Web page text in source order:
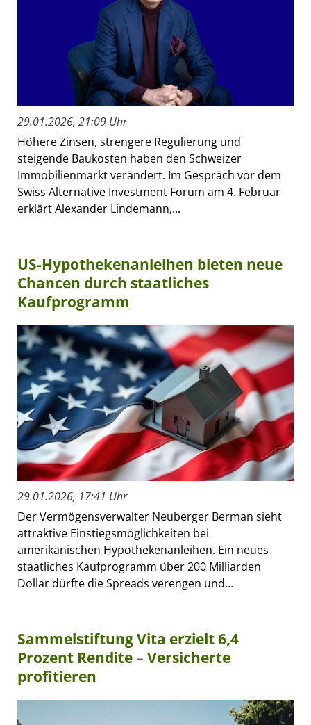
29.01.2026, 21:09 Uhr
Höhere Zinsen, strengere Regulierung und
steigende Baukosten haben den Schweizer
Immobilienmarkt verändert. Im Gespräch vor dem
Swiss Alternative Investment Forum am 4. Februar
erklärt Alexander Lindemann,...
US-Hypothekenanleihen bieten neue
Chancen durch staatliches
Kaufprogramm
29.01.2026, 17:41 Uhr
Der Vermögensverwalter Neuberger Berman sieht
attraktive Einstiegsmöglichkeiten bei
amerikanischen Hypothekenanleihen. Ein neues
staatliches Kaufprogramm über 200 Milliarden
Dollar dürfte die Spreads verengen und...
Sammelstiftung Vita erzielt 6,4
Prozent Rendite – Versicherte
profitieren